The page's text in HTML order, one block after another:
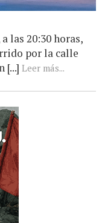
las 20:30 horas,
por la calle
[...] Leer más...